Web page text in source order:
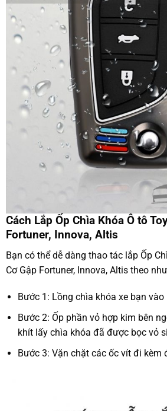
Cách Lắp Ốp Chìa Khóa Ô tô
Fortuner, Innova, Altis
Bạn có thể dễ dàng thao tác lắp Ốp
Cơ Gập Fortuner, Innova, Altis theo
Bước 1: Lồng chìa khóa xe bạn
Bước 2: Ốp phần vỏ hợp kim bên
khít lấy chìa khóa đã được bọc vỏ
Bước 3: Vặn chặt các ốc vít đi kèm